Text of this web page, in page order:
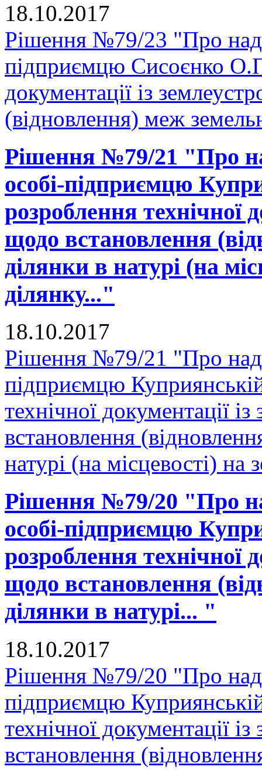
18.10.2017
Рішення №79/23 "Про
підприємцю Сисоєнко
документації із
(відновлення) меж
Рішення №79/21 "Про
особі-підприємцю
розроблення технічної
щодо встановлення
ділянки в натурі (на
ділянку..."
18.10.2017
Рішення №79/21 "Про
підприємцю
технічної документації
встановлення
натурі (на місцевості) на
Рішення №79/20 "Про
особі-підприємцю
розроблення технічної
щодо встановлення
ділянки в натурі... "
18.10.2017
Рішення №79/20 "Про
підприємцю
технічної документації
встановлення